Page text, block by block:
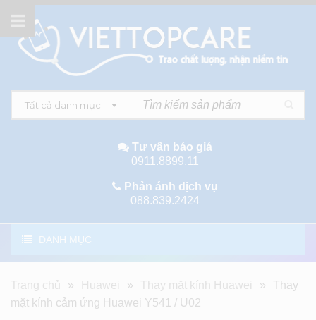
Tất cả danh mục
Tư vấn báo giá
0911.8899.11
Phản ánh dịch vụ
088.839.2424
DANH MỤC
Trang chủ » Huawei » Thay mặt kính Huawei »
Thay
mặt kính cảm ứng Huawei Y541 / U02